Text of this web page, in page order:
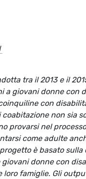
tra il 2013 e il
a giovani donne
con
non sia
provarsi nel
come adulte
è basato
donne con
famiglie. Gli